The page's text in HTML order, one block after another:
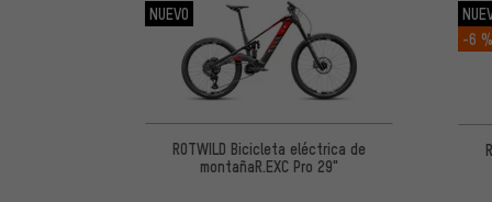
NUEVO
ROTWILD Bicicleta eléctrica de
montañaR.EXC Pro 29"
-6 %